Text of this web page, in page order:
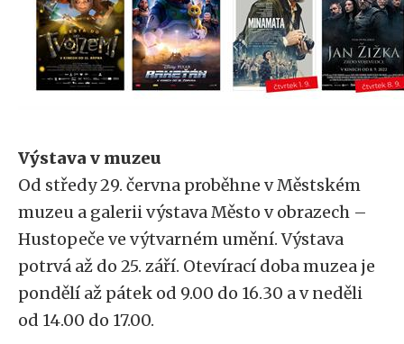
Výstava v muzeu
Od středy 29. června proběhne v Městském
muzeu a galerii výstava Město v obrazech –
Hustopeče ve výtvarném umění. Výstava
potrvá až do 25. září. Otevírací doba muzea je
pondělí až pátek od 9.00 do 16.30 a v neděli
od 14.00 do 17.00.